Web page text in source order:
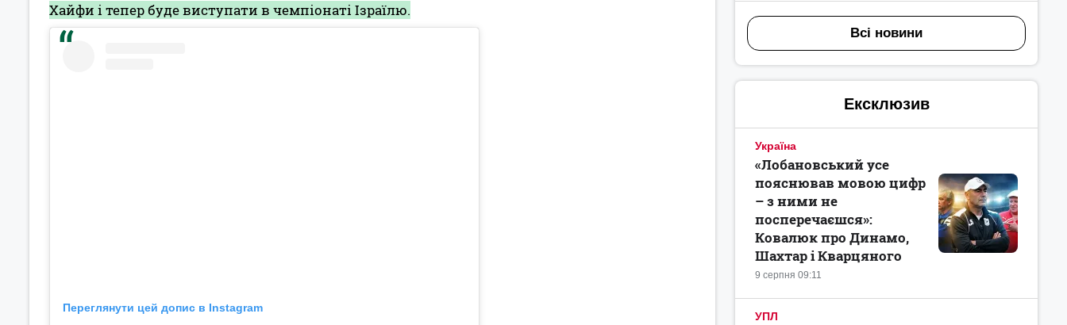
Хайфи і тепер буде виступати в чемпіонаті Ізраїлю.
Переглянути цей допис в Instagram
Всі новини
Ексклюзив
Україна
9 серпня 09:11
«Лобановський усе
пояснював мовою цифр
– з ними не
посперечаєшся»:
Ковалюк про Динамо,
Шахтар і Кварцяного
УПЛ